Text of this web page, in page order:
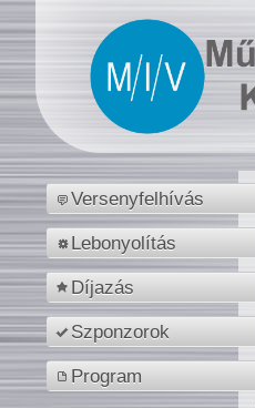
Versenyfelhívás
Lebonyolítás
Díjazás
Szponzorok
Program